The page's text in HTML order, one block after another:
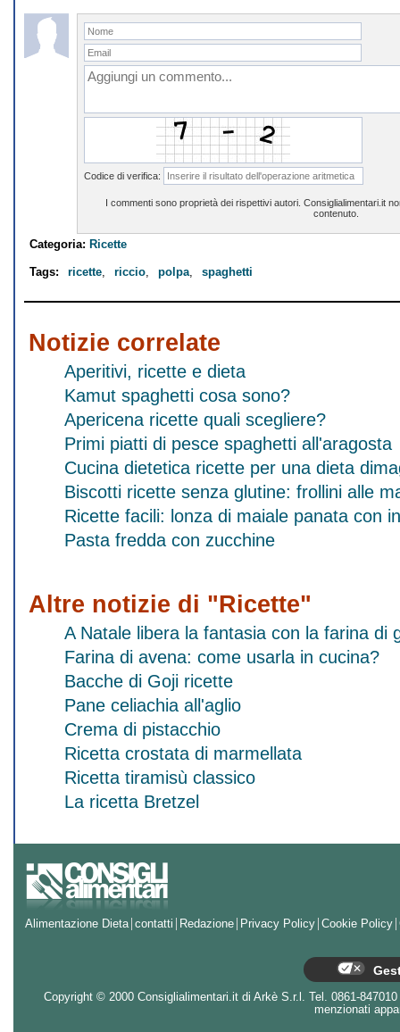
Codice di verifica:
I commenti sono proprietà dei rispettivi autori. Consiglialimentari.it
contenuto.
Categoria: Ricette
Tags: ricette, riccio, polpa, spaghetti
Notizie correlate
Aperitivi, ricette e dieta
Kamut spaghetti cosa sono?
Apericena ricette quali scegliere?
Primi piatti di pesce spaghetti all'aragosta
Cucina dietetica ricette per una dieta
Biscotti ricette senza glutine: frollini alle
Ricette facili: lonza di maiale panata con
Pasta fredda con zucchine
Altre notizie di "Ricette"
A Natale libera la fantasia con la farina di
Farina di avena: come usarla in cucina?
Bacche di Goji ricette
Pane celiachia all'aglio
Crema di pistacchio
Ricetta crostata di marmellata
Ricetta tiramisù classico
La ricetta Bretzel
Alimentazione Dieta contatti Redazione Privacy Policy Cookie Policy
Copyright © 2000 Consiglialimentari.it di Arkè S.r.l. Tel. 0861-
menzionati